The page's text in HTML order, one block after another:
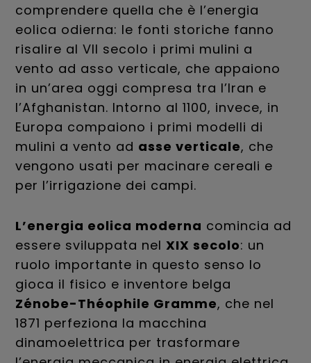
comprendere quella che è l’energia
eolica odierna: le fonti storiche fanno
risalire al VII secolo i primi mulini a
vento ad asso verticale, che appaiono
in un’area oggi compresa tra l’Iran e
l’Afghanistan. Intorno al 1100, invece, in
Europa compaiono i primi modelli di
mulini a vento ad asse verticale, che
vengono usati per macinare cereali e
per l’irrigazione dei campi.
L’energia eolica moderna comincia ad
essere sviluppata nelXIX secolo: un
ruolo importante in questo senso lo
gioca il fisico e inventore belga
Zénobe-Théophile Gramme, che nel
1871 perfeziona la macchina
dinamoelettrica per trasformare